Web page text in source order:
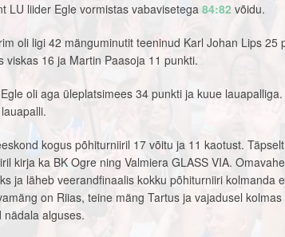
LU liider Egle vormistas vabavisetega 84:82 võidu.
oli ligi 42 mänguminutit teeninud Karl Johan Lips 25
viskas 16 ja Martin Paasoja 11 punkti.
oli aga üleplatsimees 34 punkti ja kuue
kogus põhiturniiril 17 võitu ja 11 kaotust.
kirja ka BK Ogre ning Valmiera GLASS VIA.
ja läheb veerandfinaalis kokku põhiturniiri kolmanda
on Riias, teine mäng Tartus ja vajadusel
nädala alguses.